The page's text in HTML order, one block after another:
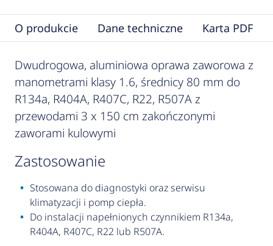
O produkcie Dane techniczne Karta PDF
Dwudrogowa, aluminiowa oprawa zaworowa z
manometrami klasy 1.6, średnicy 80 mm do
R134a, R404A, R407C, R22, R507A z
przewodami 3 x 150 cm zakończonymi
zaworami kulowymi
zastosowanie
Stosowana do diagnostyki oraz serwisu
klimatyzacji i pomp ciepła.
Do instalacji napełnionych czynnikiem R134a,
R404A, R407C, R22 lub R507A.